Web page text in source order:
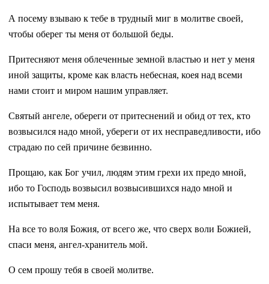
А посему взываю к тебе в трудный миг в молитве своей,
чтобы оберег ты меня от большой беды.
Притесняют меня облеченные земной властью и нет у меня
иной защиты, кроме как власть небесная, коея над всеми
нами стоит и миром нашим управляет.
Святый ангеле, обереги от притеснений и обид от тех, кто
возвысился надо мной, убереги от их несправедливости, ибо
страдаю по сей причине безвинно.
Прощаю, как Бог учил, людям этим грехи их предо мной,
ибо то Господь возвысил возвысившихся надо мной и
испытывает тем меня.
На все то воля Божия, от всего же, что сверх воли Божией,
спаси меня, ангел-хранитель мой.
О сем прошу тебя в своей молитве.